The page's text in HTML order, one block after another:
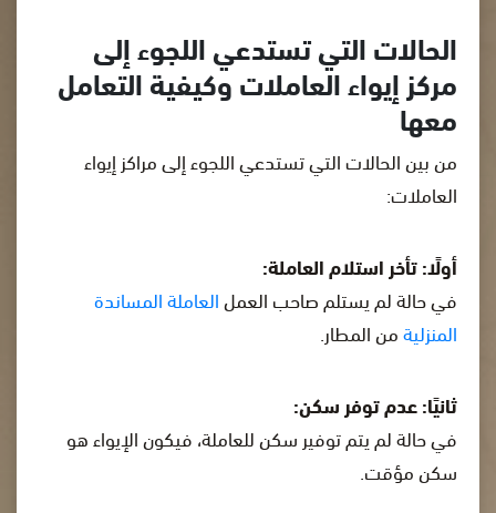
الحالات التي تستدعي اللجوء إلى
مركز إيواء العاملات وكيفية التعامل
معها
من بين الحالات التي تستدعي اللجوء إلى مراكز إيواء
العاملات:
أولًا: تأخر استلام العاملة:
في حالة لم يستلم صاحب العملالعاملة المساندة
المنزليةمن المطار.
ثانيًا: عدم توفر سكن:
في حالة لم يتم توفير سكن للعاملة، فيكون الإيواء هو
سكن مؤقت.